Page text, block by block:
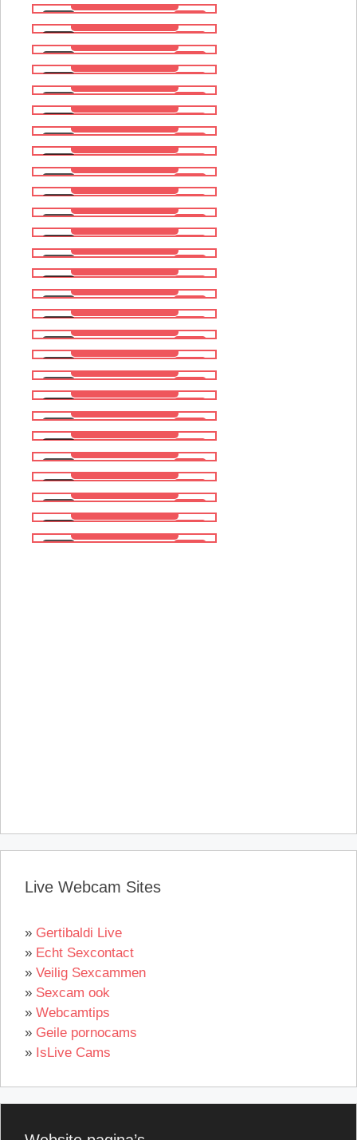
Live Webcam Sites
» Gertibaldi Live
» Echt Sexcontact
» Veilig Sexcammen
» Sexcam ook
» Webcamtips
» Geile pornocams
» IsLive Cams